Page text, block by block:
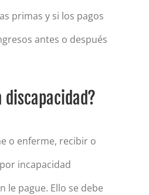
primas y si los pagos
antes o después
discapacidad?
o enferme, recibir o
incapacidad
le pague. Ello se debe